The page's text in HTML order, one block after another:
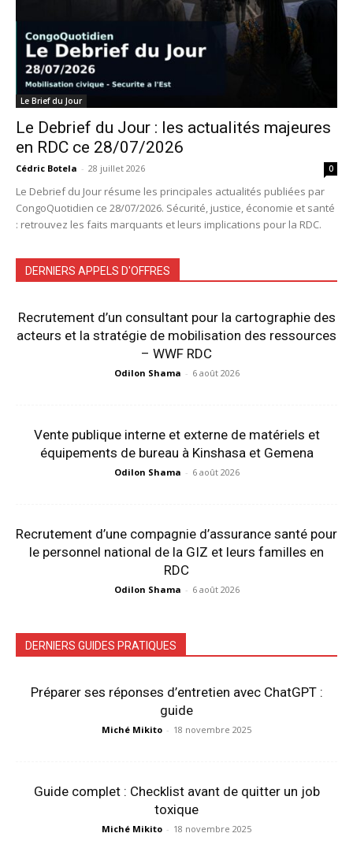
Le Brief du Jour
Le Debrief du Jour : les actualités majeures
en RDC ce 28/07/2026
Cédric Botela - 28 juillet 2026 0
Le Debrief du Jour résume les principales actualités publiées par
CongoQuotidien ce 28/07/2026. Sécurité, justice, économie et santé
: retrouvez les faits marquants et leurs implications pour la RDC.
DERNIERS APPELS D'OFFRES
Recrutement d’un consultant pour la cartographie des
acteurs et la stratégie de mobilisation des ressources
– WWF RDC
Odilon Shama - 6 août 2026
Vente publique interne et externe de matériels et
équipements de bureau à Kinshasa et Gemena
Odilon Shama - 6 août 2026
Recrutement d’une compagnie d’assurance santé pour
le personnel national de la GIZ et leurs familles en
RDC
Odilon Shama - 6 août 2026
DERNIERS GUIDES PRATIQUES
Préparer ses réponses d’entretien avec ChatGPT :
guide
Miché Mikito - 18 novembre 2025
Guide complet : Checklist avant de quitter un job
toxique
Miché Mikito - 18 novembre 2025